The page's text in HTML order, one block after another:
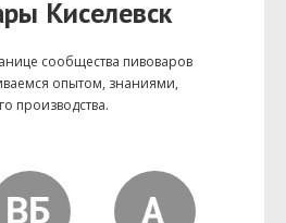
Киселевск
сообщества пивоваров
опытом, знаниями,
производства.